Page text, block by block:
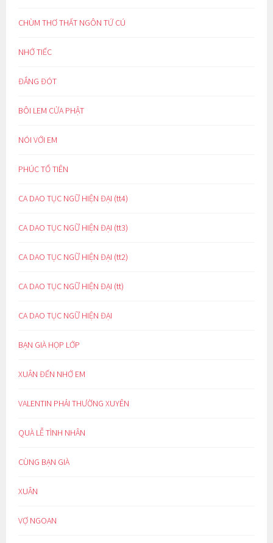
CHÙM THƠ THẤT NGÔN TỨ CÚ
NHỚ TIẾC
ĐẮNG ĐÓT
BÔI LEM CỬA PHẬT
NÓI VỚI EM
PHÚC TỔ TIÊN
CA DAO TỤC NGỮ HIỆN ĐẠI (tt4)
CA DAO TỤC NGỮ HIỆN ĐẠI (tt3)
CA DAO TỤC NGỮ HIỆN ĐẠI (tt2)
CA DAO TỤC NGỮ HIỆN ĐẠI (tt)
CA DAO TỤC NGỮ HIỆN ĐẠI
BẠN GIÀ HỌP LỚP
XUÂN ĐẾN NHỚ EM
VALENTIN PHẢI THƯỜNG XUYÊN
QUÀ LỄ TÌNH NHÂN
CÙNG BẠN GIÀ
XUÂN
VỢ NGOAN